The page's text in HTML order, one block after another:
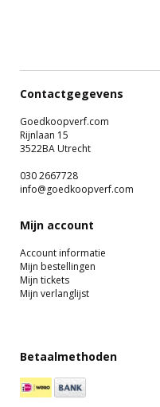
Contactgegevens
Goedkoopverf.com
Rijnlaan 15
3522BA Utrecht
030 2667728
info@goedkoopverf.com
Mijn account
Account informatie
Mijn bestellingen
Mijn tickets
Mijn verlanglijst
Betaalmethoden